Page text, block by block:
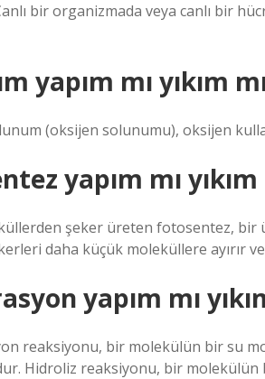
bir organizmada veya canlı bir
yapım mı yıkım
(oksijen solunumu), oksijen
yapım mı yıkım
şeker üreten fotosentez, bir
daha küçük moleküllere ayırır
yapım mı
reaksiyonu, bir molekülün bir su
Hidroliz reaksiyonu, bir molekülün